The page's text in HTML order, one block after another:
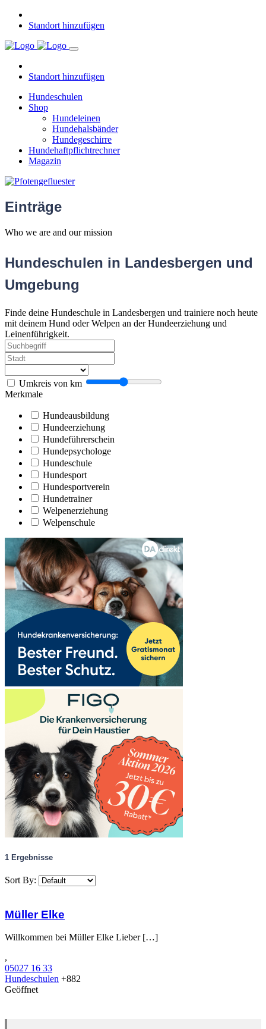
Standort hinzufügen
Standort hinzufügen
Hundeschulen
Shop
Hundeleinen
Hundehalsbänder
Hundegeschirre
Hundehaftpflichtrechner
Magazin
Einträge
Who we are and our mission
Hundeschulen in Landesbergen und
Umgebung
Finde deine Hundeschule in Landesbergen und trainiere noch heute
mit deinem Hund oder Welpen an der Hundeerziehung und
Leinenführigkeit.
Umkreis von km
Merkmale
Hundeausbildung
Hundeerziehung
Hundeführerschein
Hundepsychologe
Hundeschule
Hundesport
Hundesportverein
Hundetrainer
Welpenerziehung
Welpenschule
1 Ergebnisse
Sort By:
Müller Elke
Willkommen bei Müller Elke Lieber […]
,
05027 16 33
Hundeschulen +882
Geöffnet